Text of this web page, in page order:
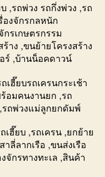
,รถพ่วง รถกึ่งพ่วง ,รถ
องจักรกลหนัก
กรเกษตรกรรม
าง ,ขนย้ายโครงสร้าง
ร์ ,บ้านน็อคดาวน์
ฮี๊ยบรถเครนกระเช้า
อมคนงานยก ,รถ
รถพ่วงแม่ลูกยกดัมพ์
เฮี๊ยบ ,รถเครน ,ยกย้าย
าลี่ลากเรือ ,ขนส่งเรือ
จักรทางทะเล ,สินค้า